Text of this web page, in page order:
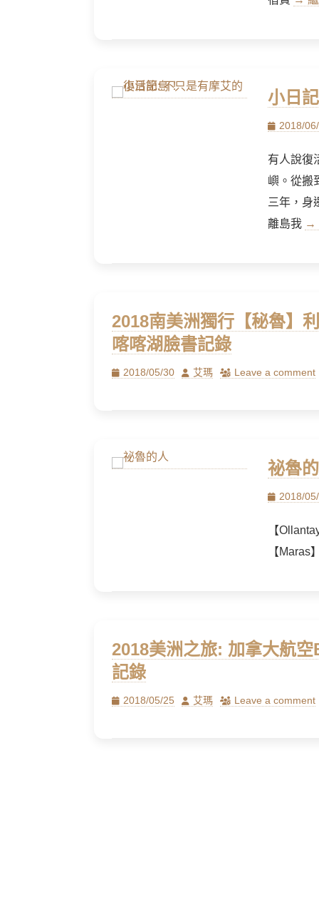
小日
Posted
2018/
有人說復
嶼。從搬
三年，身
離島我 →
2018南美洲獨行【秘魯】
喀喀湖臉書記錄
Posted
2018/05/30 Author
艾瑪 Leave a comment
祕魯
Posted
2018/
【
【Maras
2018美洲之旅: 加拿大航
記錄
Posted
2018/05/25 Author
艾瑪 Leave a comment